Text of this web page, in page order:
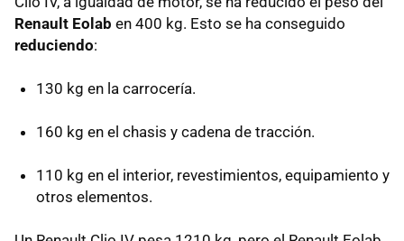
Renault Eolab en 400 kg. Esto se ha conseguido
reduciendo:
130 kg en la carrocería.
160 kg en el chasis y cadena de tracción.
110 kg en el interior, revestimientos, equipamiento y
otros elementos.